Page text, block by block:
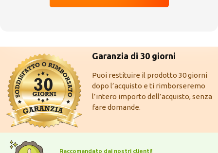
Garanzia di 30 giorni
Puoi restituire il prodotto 30 giorni
dopo l’acquisto e ti rimborseremo
l’intero importo dell’acquisto, senza
fare domande.
Raccomandato dai nostri clienti!